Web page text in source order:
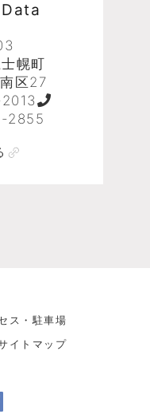
Data
幌町
区27
2855
ス・駐車場
イトマップ